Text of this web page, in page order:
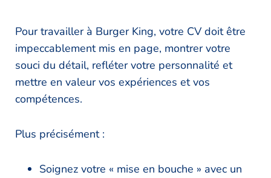
Pour travailler à Burger King, votre CV doit être
impeccablement mis en page, montrer votre
souci du détail, refléter votre personnalité et
mettre en valeur vos expériences et vos
compétences.
Plus précisément :
Soignez votre « mise en bouche » avec un